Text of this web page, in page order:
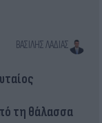
ΒΑΣΊΛΗΣ ΛΑΔΙΆΣ
τη θάλασσα